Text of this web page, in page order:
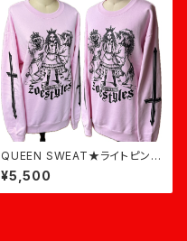
QUEEN SWEAT★ライトピンク
★即日発送
¥5,500